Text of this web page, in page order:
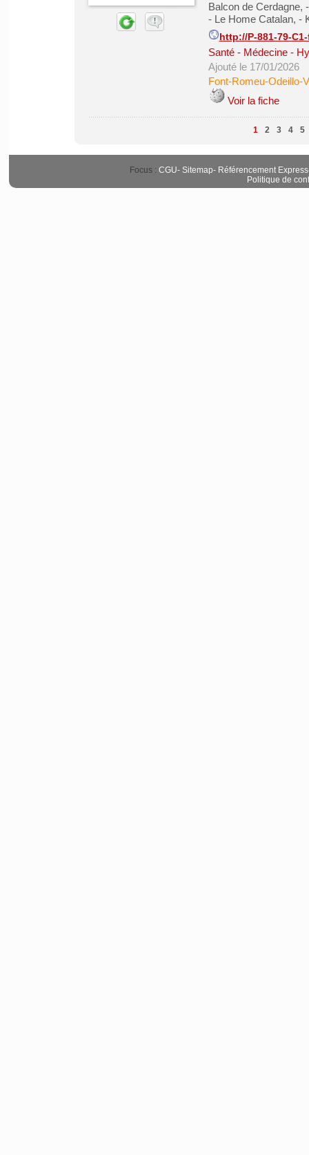
Balcon de Cerdagne,
- Le Home Catalan, -
http://P-881-79-
Santé - Médecine -
Ajouté le 17/01/2026
Font-Romeu-Odeillo-
Voir la fiche
1 2 3 4 5
Focus : CGU- Sitemap- Référencement Express
Politique de